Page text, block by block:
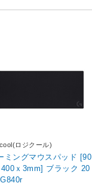
ロジクール)
ミングマウスパッド [90
ｘ3mm] ブラック 20